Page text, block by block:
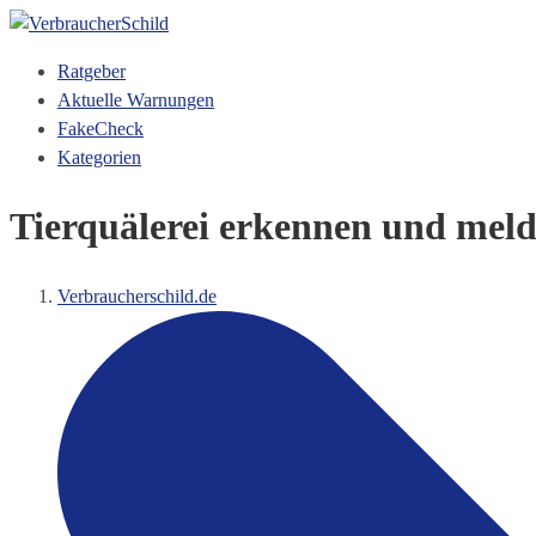
Ratgeber
Aktuelle Warnungen
FakeCheck
Kategorien
Tierquälerei erkennen und
Verbraucherschild.de